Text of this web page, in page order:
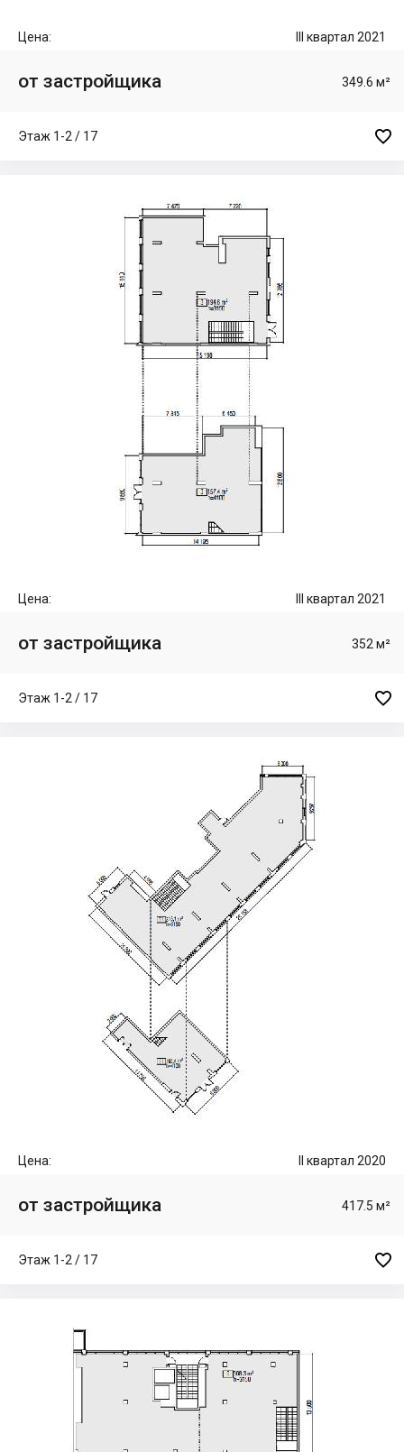
Цена: III квартал 2021
от застройщика 349.6 м²
Этаж 1-2 / 17 
Цена: III квартал 2021
от застройщика 352 м²
Этаж 1-2 / 17 
Цена: II квартал 2020
от застройщика 417.5 м²
Этаж 1-2 / 17 